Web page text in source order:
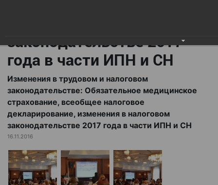
законодательстве 2017
года в части ИПН и СН
Изменения в трудовом и налоговом
законодательстве: Обязательное медицинское
страхование, всеобщее налоговое
декларирование, изменения в налоговом
законодательстве 2017 года в части ИПН и СН
16.11.2016